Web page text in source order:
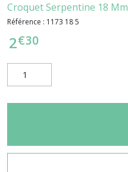
Croquet Serpentine 18 Mm
Référence : 1173 18 5
2€30